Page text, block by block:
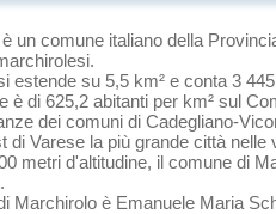
è un comune italiano della
estende su 5,5 km² e conta 3
è di 625,2 abitanti per km² sul
dei comuni di Cadegliano-
di Varese la più grande città nelle
metri d'altitudine, il comune di
Marchirolo è Emanuele Maria